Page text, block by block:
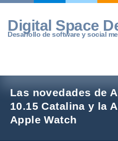
Skip
content
Digital Space
Desarrollo de software y social
Las novedades de
10.15 Catalina y la
Apple Watch